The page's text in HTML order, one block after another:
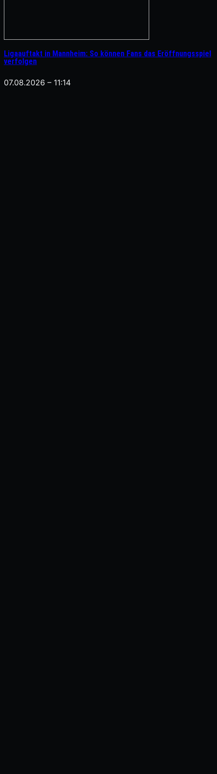
Ligaauftakt in Mannheim: So können Fans das Eröffnungsspiel
verfolgen
07.08.2026 – 11:14